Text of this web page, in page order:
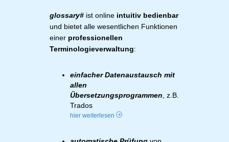
glossary# ist online intuitiv bedienbar
und bietet alle wesentlichen Funktionen
einer professionellen
Terminologieverwaltung:
einfacher Datenaustausch mit
allen
Übersetzungsprogrammen, z.B.
Trados
hier weiterlesen